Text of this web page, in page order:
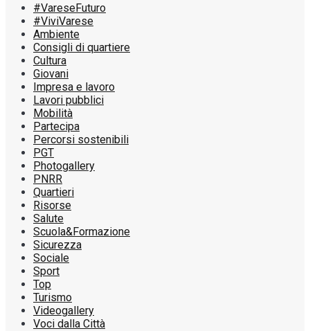
#VareseFuturo
#ViviVarese
Ambiente
Consigli di quartiere
Cultura
Giovani
Impresa e lavoro
Lavori pubblici
Mobilità
Partecipa
Percorsi sostenibili
PGT
Photogallery
PNRR
Quartieri
Risorse
Salute
Scuola&Formazione
Sicurezza
Sociale
Sport
Top
Turismo
Videogallery
Voci dalla Città